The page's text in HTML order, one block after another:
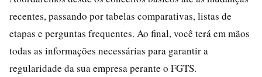
recentes, passando por tabelas comparativas, listas de
etapas e perguntas frequentes. Ao final, você terá em mãos
todas as informações necessárias para garantir a
regularidade da sua empresa perante o FGTS.